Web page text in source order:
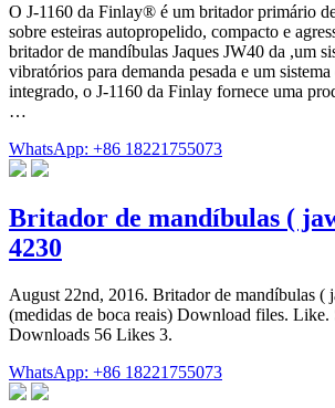
O J-1160 da Finlay® é um britador primário
sobre esteiras autopropelido, compacto e
britador de mandíbulas Jaques JW40 da ,um
vibratórios para demanda pesada e um
integrado, o J-1160 da Finlay fornece uma
…
WhatsApp: +86 18221755073
Britador de mandíbulas (
4230
August 22nd, 2016. Britador de mandíbulas (
(medidas de boca reais) Download files. Like.
Downloads 56 Likes 3.
WhatsApp: +86 18221755073